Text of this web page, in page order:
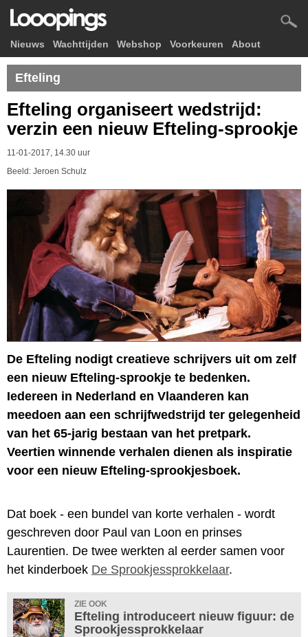
Nieuws Wachttijden Webshop Voorkeuren About
Efteling
Efteling organiseert wedstrijd:
verzin een nieuw Efteling-sprookje
11-01-2017, 14.30 uur
Beeld: Jeroen Schulz
De Efteling nodigt creatieve schrijvers uit om zelf
een nieuw Efteling-sprookje te bedenken.
Iedereen in Nederland en Vlaanderen kan
meedoen aan een schrijfwedstrijd ter gelegenheid
van het 65-jarig bestaan van het pretpark.
Veertien winnende verhalen dienen als inspiratie
voor een nieuw Efteling-sprookjesboek.
Dat boek - een bundel van korte verhalen - wordt
geschreven door Paul van Loon en prinses
Laurentien. De twee werkten al eerder samen voor
het kinderboek De Sprookjessprokkelaar.
ZIE OOK
Efteling introduceert nieuw figuur: de
Sprookjessprokkelaar